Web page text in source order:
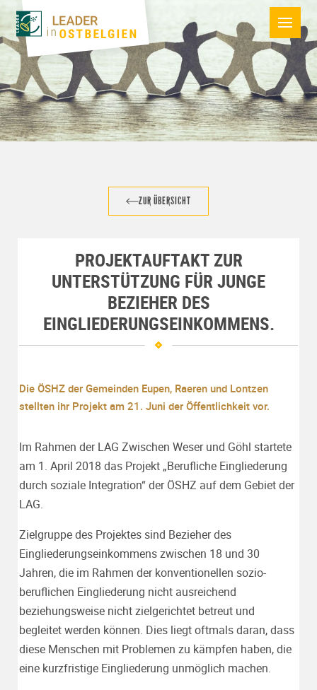
ZUR ÜBERSICHT
PROJEKTAUFTAKT ZUR
UNTERSTÜTZUNG FÜR JUNGE
BEZIEHER DES
EINGLIEDERUNGSEINKOMMENS.
Die ÖSHZ der Gemeinden Eupen, Raeren und Lontzen
stellten ihr Projekt am 21. Juni der Öffentlichkeit vor.
Im Rahmen der LAG Zwischen Weser und Göhl startete
am 1. April 2018 das Projekt „Berufliche Eingliederung
durch soziale Integration“ der ÖSHZ auf dem Gebiet der
LAG.
Zielgruppe des Projektes sind Bezieher des
Eingliederungseinkommens zwischen 18 und 30
Jahren, die im Rahmen der konventionellen sozio-
beruflichen Eingliederung nicht ausreichend
beziehungsweise nicht zielgerichtet betreut und
begleitet werden können. Dies liegt oftmals daran, dass
diese Menschen mit Problemen zu kämpfen haben, die
eine kurzfristige Eingliederung unmöglich machen.